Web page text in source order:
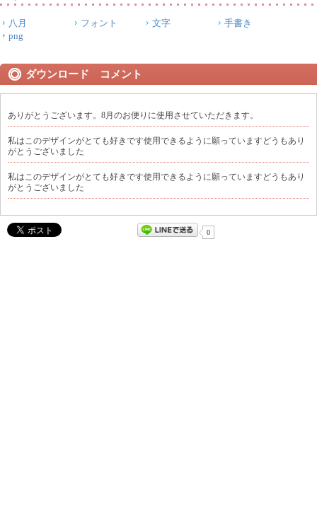
八月 フォント 文字
手書き
png
ダウンロード コメント
ありがとうございます。8月のお便りに使用させていただきます。
私はこのデザインがとても好きです使用できるように願っていますどうもあり
がとうございました
私はこのデザインがとても好きです使用できるように願っていますどうもあり
がとうございました
0